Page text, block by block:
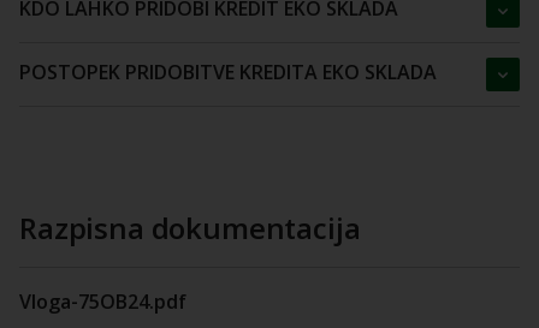
KDO LAHKO PRIDOBI KREDIT EKO SKLADA
POSTOPEK PRIDOBITVE KREDITA EKO SKLADA
Razpisna dokumentacija
Vloga-75OB24.pdf